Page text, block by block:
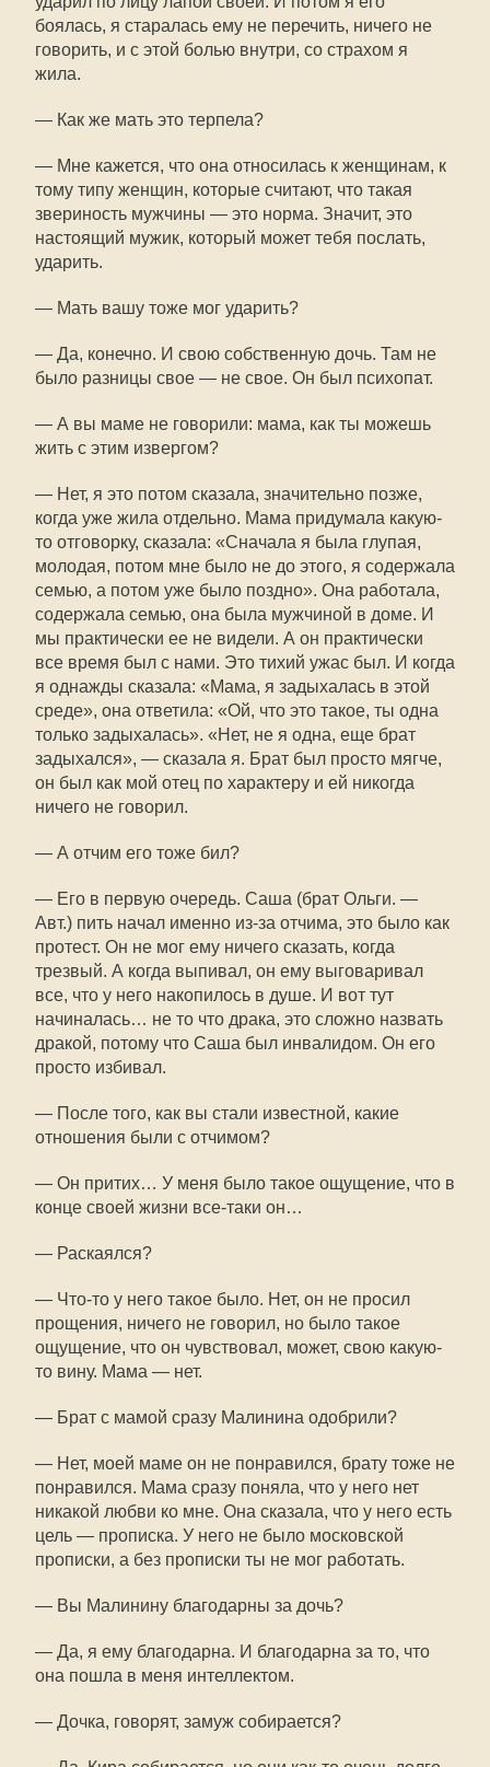
боялась, я старалась ему не перечить, ничего не
говорить, и с этой болью внутри, со страхом я
жила.
— Как же мать это терпела?
— Мне кажется, что она относилась к женщинам, к
тому типу женщин, которые считают, что такая
звериность мужчины — это норма. Значит, это
настоящий мужик, который может тебя послать,
ударить.
— Мать вашу тоже мог ударить?
— Да, конечно. И свою собственную дочь. Там не
было разницы свое — не свое. Он был психопат.
— А вы маме не говорили: мама, как ты можешь
жить с этим извергом?
— Нет, я это потом сказала, значительно позже,
когда уже жила отдельно. Мама придумала какую-
то отговорку, сказала: «Сначала я была глупая,
молодая, потом мне было не до этого, я содержала
семью, а потом уже было поздно». Она работала,
содержала семью, она была мужчиной в доме. И
мы практически ее не видели. А он практически
все время был с нами. Это тихий ужас был. И когда
я однажды сказала: «Мама, я задыхалась в этой
среде», она ответила: «Ой, что это такое, ты одна
только задыхалась». «Нет, не я одна, еще брат
задыхался», — сказала я. Брат был просто мягче,
он был как мой отец по характеру и ей никогда
ничего не говорил.
— А отчим его тоже бил?
— Его в первую очередь. Саша (брат Ольги. —
Авт.) пить начал именно из-за отчима, это было как
протест. Он не мог ему ничего сказать, когда
трезвый. А когда выпивал, он ему выговаривал
все, что у него накопилось в душе. И вот тут
начиналась… не то что драка, это сложно назвать
дракой, потому что Саша был инвалидом. Он его
просто избивал.
— После того, как вы стали известной, какие
отношения были с отчимом?
— Он притих… У меня было такое ощущение, что в
конце своей жизни все-таки он…
— Раскаялся?
— Что-то у него такое было. Нет, он не просил
прощения, ничего не говорил, но было такое
ощущение, что он чувствовал, может, свою какую-
то вину. Мама — нет.
— Брат с мамой сразу Малинина одобрили?
— Нет, моей маме он не понравился, брату тоже не
понравился. Мама сразу поняла, что у него нет
никакой любви ко мне. Она сказала, что у него есть
цель — прописка. У него не было московской
прописки, а без прописки ты не мог работать.
— Вы Малинину благодарны за дочь?
— Да, я ему благодарна. И благодарна за то, что
она пошла в меня интеллектом.
— Дочка, говорят, замуж собирается?